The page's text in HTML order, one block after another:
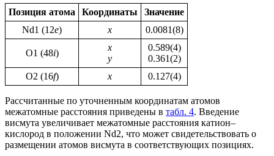
Позиция атома Координаты
Значение
Nd1 (12e) х 0.0081(8)
O1 (48i)
x
y
0.589(4)
0.361(2)
O2 (16f) х 0.127(4)
Рассчитанные по уточненным координатам атомов
межатомные расстояния приведены в табл. 4. Введение
висмута увеличивает межатомные расстояния катион–
кислород в положении Nd2, что может свидетельствовать о
размещении атомов висмута в соответствующих позициях.